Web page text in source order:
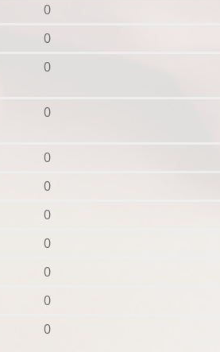
0
0
0
0
0
0
0
0
0
0
0